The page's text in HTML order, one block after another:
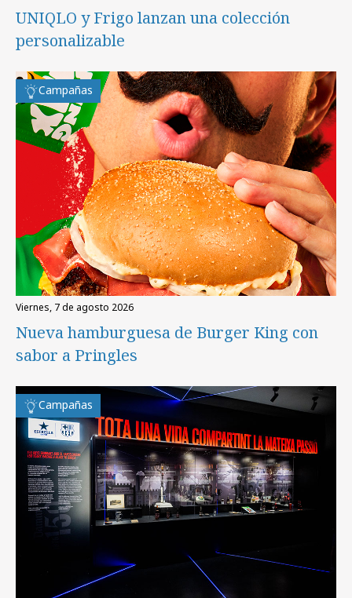
UNIQLO y Frigo lanzan una colección
personalizable
Campañas
viernes, 7 de agosto 2026
Nueva hamburguesa de Burger King con
sabor a Pringles
Campañas